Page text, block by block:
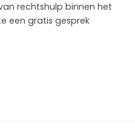
rechtshulp binnen het
een gratis gesprek